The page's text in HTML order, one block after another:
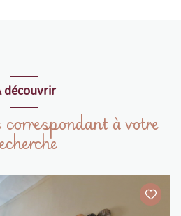
découvrir
à votre